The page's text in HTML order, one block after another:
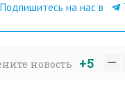
Подпишитесь на нас в
новость +5